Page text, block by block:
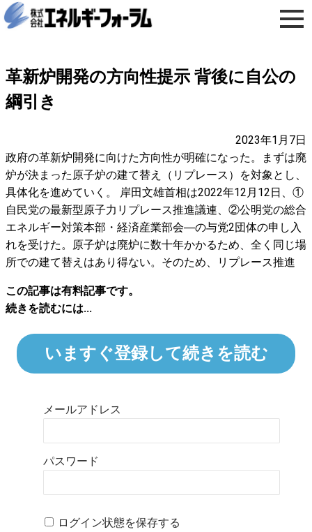
革新炉開発の方向性提示 背後に自公の
綱引き
2023年1月7日
政府の革新炉開発に向けた方向性が明確になった。まずは廃
炉が決まった原子炉の建て替え（リプレース）を対象とし、
具体化を進めていく。 岸田文雄首相は2022年12月12日、①
自民党の最新型原子力リプレース推進議連、②公明党の総合
エネルギー対策本部・経済産業部会―の与党2団体の申し入
れを受けた。原子炉は廃炉に数十年かかるため、全く同じ場
所での建て替えはあり得ない。そのため、リプレース推進
この記事は有料記事です。
続きを読むには...
いますぐ登録して続きを読む
メールアドレス
パスワード
ログイン状態を保存する